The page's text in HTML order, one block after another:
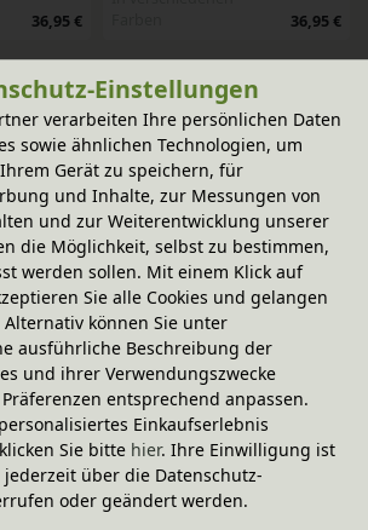
36,95 € 36,95 €
36,95 €
-20% Code
LED Tischlampe Inita
In verschiedenen
Farben
36,95 €
36,95 €
LIEFERUNG
SORTIMENT
Einstellungen
verarbeiten Ihre persönlichen Daten
sowie ähnlichen Technologien, um
Gerät zu speichern, für
und Inhalte, zur Messungen von
und zur Weiterentwicklung unserer
die Möglichkeit, selbst zu bestimmen,
werden sollen. Mit einem Klick auf
Sie alle Cookies und gelangen
können Sie unter
ausführliche Beschreibung der
und ihrer Verwendungszwecke
entsprechend anpassen.
Einkaufserlebnis
Sie bitte hier. Ihre Einwilligung ist
über die Datenschutz-
oder geändert werden.